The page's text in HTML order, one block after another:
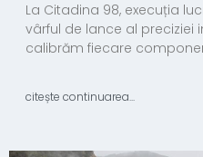
La Citadina 98, execuția
vârful de lance al preciziei
calibrăm fiecare
citește continuarea...